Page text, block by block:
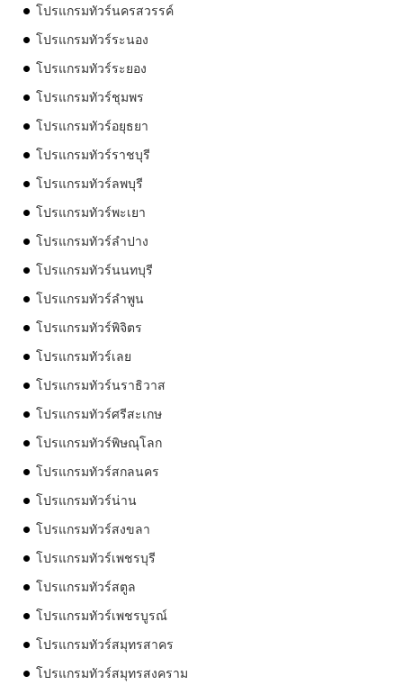
โปรแกรมทัวร์นครสวรรค์
โปรแกรมทัวร์ระนอง
โปรแกรมทัวร์ระยอง
โปรแกรมทัวร์ชุมพร
โปรแกรมทัวร์อยุธยา
โปรแกรมทัวร์ราชบุรี
โปรแกรมทัวร์ลพบุรี
โปรแกรมทัวร์พะเยา
โปรแกรมทัวร์ลำปาง
โปรแกรมทัวร์นนทบุรี
โปรแกรมทัวร์ลำพูน
โปรแกรมทัวร์พิจิตร
โปรแกรมทัวร์เลย
โปรแกรมทัวร์นราธิวาส
โปรแกรมทัวร์ศรีสะเกษ
โปรแกรมทัวร์พิษณุโลก
โปรแกรมทัวร์สกลนคร
โปรแกรมทัวร์น่าน
โปรแกรมทัวร์สงขลา
โปรแกรมทัวร์เพชรบุรี
โปรแกรมทัวร์สตูล
โปรแกรมทัวร์เพชรบูรณ์
โปรแกรมทัวร์สมุทรสาคร
โปรแกรมทัวร์สมุทรสงคราม